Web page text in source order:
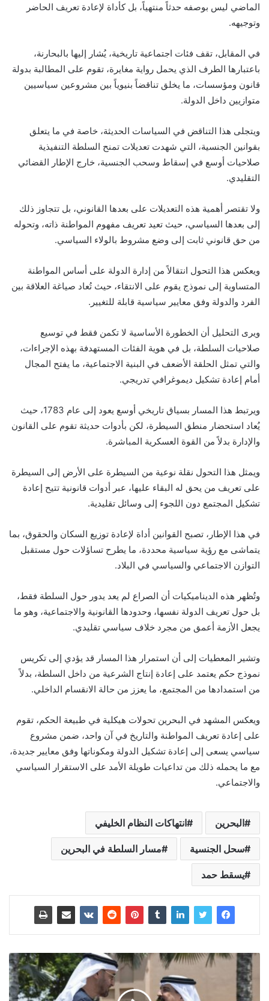
الماضي ليس بوصفه حدثاً منتهياً، بل كأداة لإعادة تعريف الحاضر
وتوجيهه.
في المقابل، تقف فئات اجتماعية تاريخية، يُشار إليها بالبحارنة،
باعتبارها الطرف الذي يحمل رواية مغايرة، تقوم على المطالبة بدولة
قانون ومؤسسات، ما يخلق تناقضاً بنيوياً بين مشروعين سياسيين
متوازيين داخل الدولة.
ويتجلى هذا التناقض في السياسات الحديثة، خاصة في ما يتعلق
بقوانين الجنسية، التي شهدت تعديلات تمنح السلطة التنفيذية
صلاحيات أوسع في إسقاط وسحب الجنسية، خارج الإطار القضائي
التقليدي.
ولا تقتصر أهمية هذه التعديلات على بعدها القانوني، بل تتجاوز ذلك
إلى بعدها السياسي، حيث تعيد تعريف مفهوم المواطنة ذاته، وتحوله
من حق قانوني ثابت إلى وضع مشروط بالولاء السياسي.
ويعكس هذا التحول انتقالاً من إدارة الدولة على أساس المواطنة
المتساوية إلى نموذج يقوم على الانتقاء، حيث تُعاد صياغة العلاقة بين
الفرد والدولة وفق معايير سياسية قابلة للتغيير.
ويرى التحليل أن الخطورة الأساسية لا تكمن فقط في توسيع
صلاحيات السلطة، بل في هوية الفئات المستهدفة بهذه الإجراءات،
والتي تمثل الحلقة الأضعف في البنية الاجتماعية، ما يفتح المجال
أمام إعادة تشكيل ديموغرافي تدريجي.
ويرتبط هذا المسار بسياق تاريخي أوسع يعود إلى عام 1783، حيث
يُعاد استحضار منطق السيطرة، لكن بأدوات حديثة تقوم على القانون
والإدارة بدلاً من القوة العسكرية المباشرة.
ويمثل هذا التحول نقلة نوعية من السيطرة على الأرض إلى السيطرة
على تعريف من يحق له البقاء عليها، عبر أدوات قانونية تتيح إعادة
تشكيل المجتمع دون اللجوء إلى وسائل تقليدية.
في هذا الإطار، تصبح القوانين أداة لإعادة توزيع السكان والحقوق، بما
يتماشى مع رؤية سياسية محددة، ما يطرح تساؤلات حول مستقبل
التوازن الاجتماعي والسياسي في البلاد.
وتُظهر هذه الديناميكيات أن الصراع لم يعد يدور حول السلطة فقط،
بل حول تعريف الدولة نفسها، وحدودها القانونية والاجتماعية، وهو ما
يجعل الأزمة أعمق من مجرد خلاف سياسي تقليدي.
وتشير المعطيات إلى أن استمرار هذا المسار قد يؤدي إلى تكريس
نموذج حكم يعتمد على إعادة إنتاج الشرعية من داخل السلطة، بدلاً
من استمدادها من المجتمع، ما يعزز من حالة الانقسام الداخلي.
ويعكس المشهد في البحرين تحولات هيكلية في طبيعة الحكم، تقوم
على إعادة تعريف المواطنة والتاريخ في آن واحد، ضمن مشروع
سياسي يسعى إلى إعادة تشكيل الدولة ومكوناتها وفق معايير جديدة،
مع ما يحمله ذلك من تداعيات طويلة الأمد على الاستقرار السياسي
والاجتماعي.
البحرين انتهاكات النظام الخليفي
سحل الجنسية مسار السلطة في البحرين
يسقط حمد